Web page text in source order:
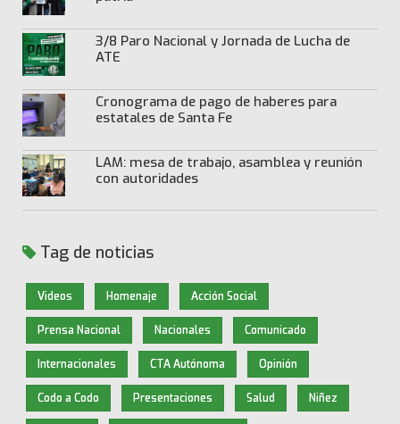
3/8 Paro Nacional y Jornada de Lucha de
ATE
Cronograma de pago de haberes para
estatales de Santa Fe
LAM: mesa de trabajo, asamblea y reunión
con autoridades
Tag de noticias
Videos Homenaje Acción Social
Prensa Nacional Nacionales Comunicado
Internacionales CTA Autónoma Opinión
Codo a Codo Presentaciones Salud Niñez